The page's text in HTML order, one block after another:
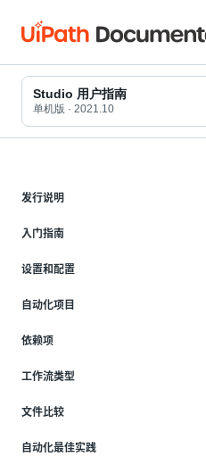
Studio 用户指南
单机版 · 2021.10
发行说明
入门指南
设置和配置
自动化项目
依赖项
工作流类型
文件比较
自动化最佳实践